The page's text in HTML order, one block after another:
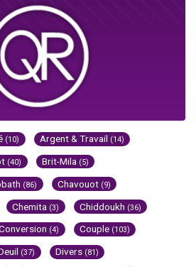
(10) Argent & Travail (14)
(40) Brit-Mila (5)
(86) Chavouot (9)
Chemita (3) Chiddoukh (36)
(4) Couple (103)
(37) Divers (81)